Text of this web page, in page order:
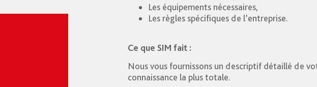
Les équipements nécessaires,
Les règles spécifiques de l’entreprise.
Ce que SIM fait :
Nous vous fournissons un descriptif détaillé de
connaissance la plus totale.